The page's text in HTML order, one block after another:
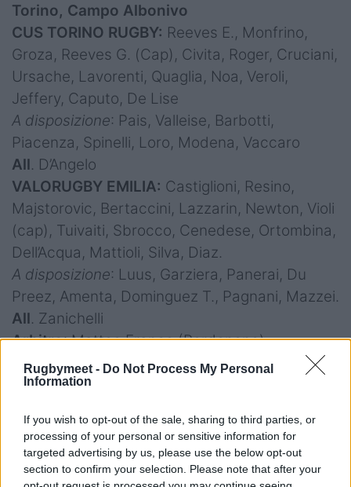
Rugbymeet - Do Not Process My Personal
Information
If you wish to opt-out of the sale, sharing to third parties, or
processing of your personal or sensitive information for
targeted advertising by us, please use the below opt-out
section to confirm your selection. Please note that after your
Torino, Campo Albonivo
CUS TORINO RUGBY: Reeves E., Monfrino,
Groza, Reeves G. (Cap), Civita, Roger, Cruciani,
Ursache, Lavorenti, Quaglia, Noa, Veroli,
Jeffery, Caputo, De Lise
A disposizione: Pais, Valleise, Barbotti,
Piacenza, Spinelli, Loro, Modena, Vaccaro
All. D’Angelo
VALORUGBY EMILIA: Castiglioni, Resino,
Majstorovic, Bertaccini, Lazzarin, Newton, Violi
(cap), Tuivaiti, Sbrocco, Cenedese, Ortombina,
Dell’Acqua, Mattioli, Silva, Diaz.
A disposizione: Luus, Garziera, Panerai, Du
Preez, Amenta, Dominguez T., Pagnani, Mazzei.
All. Zanichelli
Arbitro: Matteo Franco (Pordenone)
CALVISANO
Piacenza, Stadio Walter Beltrametti
SITAV RUGBY LYONS:Zaridze; Rodina,